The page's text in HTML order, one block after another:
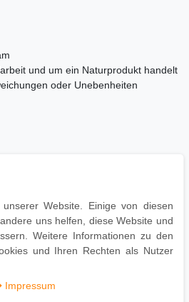
und um ein Naturprodukt handelt
oder Unebenheiten
da dieses von der
Website. Einige von diesen
uns helfen, diese Website und
Weitere Informationen zu den
und Ihren Rechten als Nutzer
Impressum